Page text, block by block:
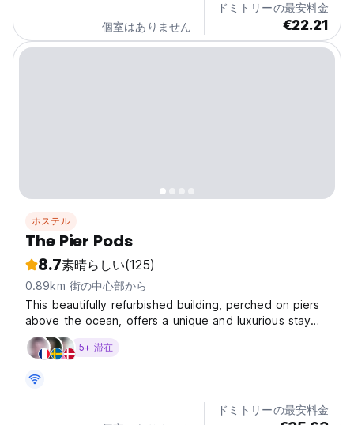
個室はありません
ドミトリーの最安料金
€22.21
ホステル
The Pier Pods
8.7素晴らしい(125)
0.89km 街の中心部から
This beautifully refurbished building, perched on piers
above the ocean, offers a unique and luxurious stay
for travellers seeking an unforgettable experience.
Designed as a high-end backpackers' retreat, The Pier
5+ 滞在
ドミトリーの最安料金